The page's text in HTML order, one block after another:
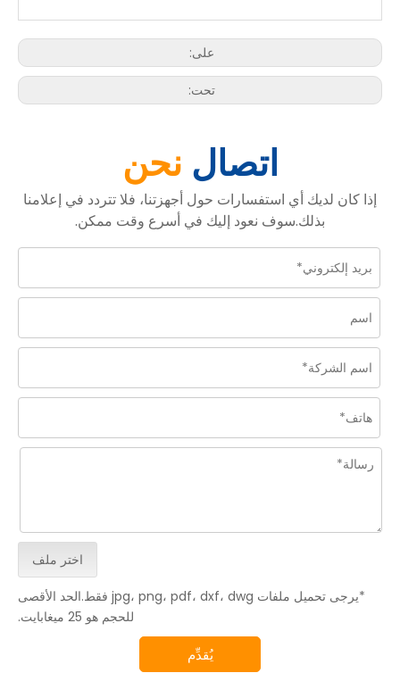
على:
تحت:
اتصال نحن
إذا كان لديك أي استفسارات حول أجهزتنا، فلا تتردد في إعلامنا
بذلك.سوف نعود إليك في أسرع وقت ممكن.
اختر ملف
*يرجى تحميل ملفات jpg، png، pdf، dxf، dwg فقط.الحد الأقصى
للحجم هو 25 ميغابايت.
يُقدِّم